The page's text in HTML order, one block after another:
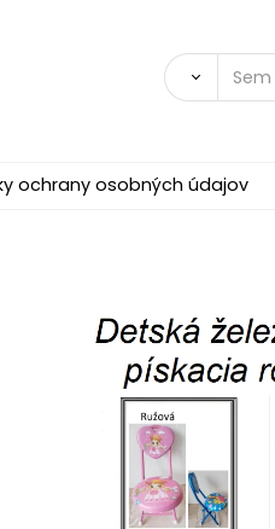
ochrany osobných údajov